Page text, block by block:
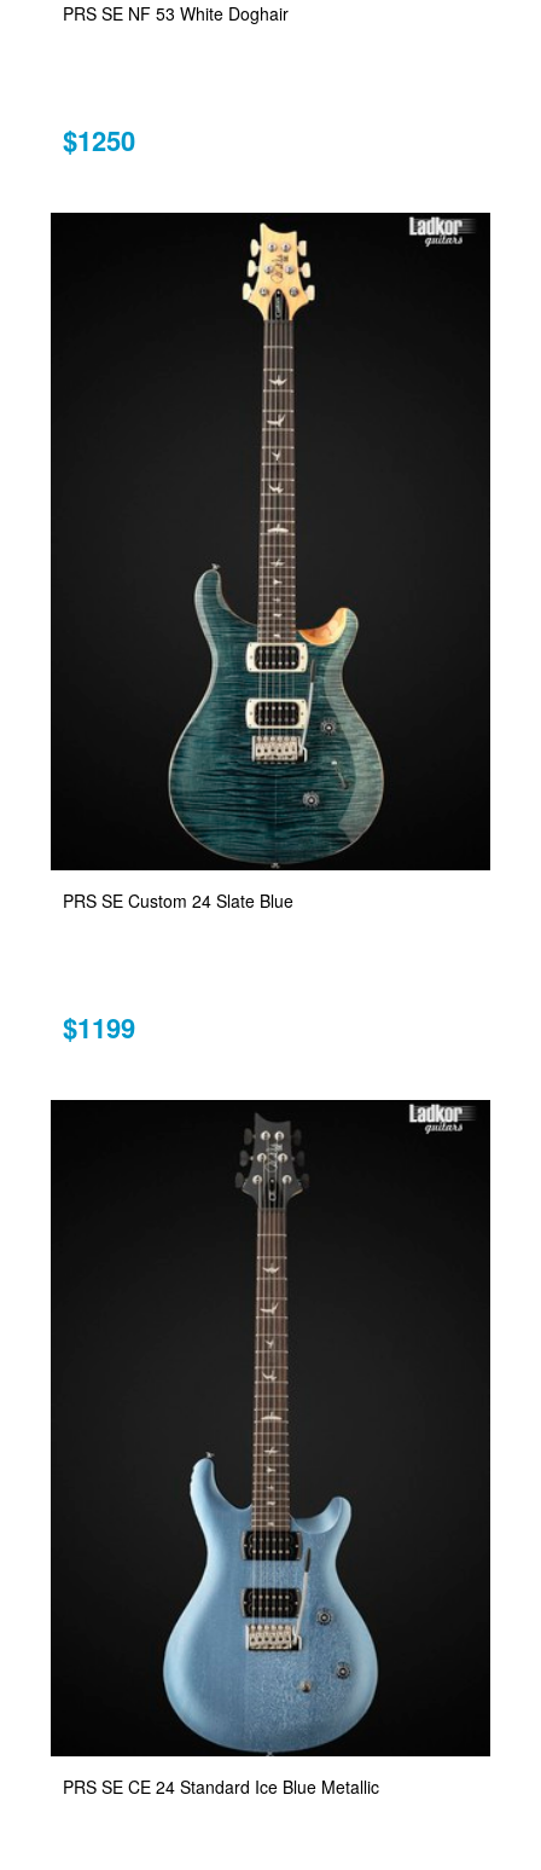
PRS SE NF 53 White Doghair
$1250
PRS SE Custom 24 Slate Blue
$1199
PRS SE CE 24 Standard Ice Blue Metallic